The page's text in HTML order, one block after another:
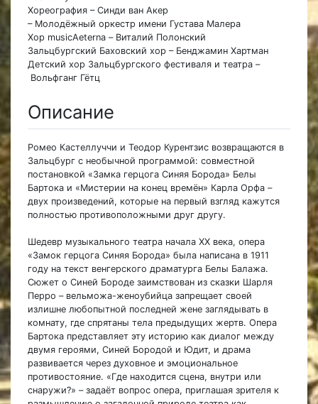
Хореография – Синди ван Акер
– Молодёжный оркестр имени Густава Малера
Хор musicAeterna – Виталий Полонский
Зальцбургский Баховский хор – Бенджамин Хартман
Детский хор Зальцбургского фестиваля и театра –
Вольфганг Гётц
Описание
Ромео Кастеллуччи и Теодор Курентзис возвращаются в
Зальцбург с необычной программой: совместной
постановкой «Замка герцога Синяя Борода» Белы
Бартока и «Мистерии на конец времён» Карла Орфа –
двух произведений, которые на первый взгляд кажутся
полностью противоположными друг другу.
Шедевр музыкального театра начала XX века, опера
«Замок герцога Синяя Борода» была написана в 1911
году на текст венгерского драматурга Белы Балажа.
Сюжет о Синей Бороде заимствован из сказки Шарля
Перро – вельможа-женоубийца запрещает своей
излишне любопытной последней жене заглядывать в
комнату, где спрятаны тела предыдущих жертв. Опера
Бартока представляет эту историю как диалог между
двумя героями, Синей Бородой и Юдит, и драма
развивается через духовное и эмоциональное
противостояние. «Где находится сцена, внутри или
снаружи?» – задаёт вопрос опера, приглашая зрителя к